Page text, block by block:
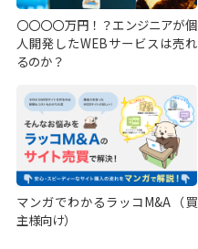
〇〇〇〇万円！？エンジニアが個
人開発したWEBサービスは売れ
るのか？
マンガでわかるラッコM&A（買
主様向け）